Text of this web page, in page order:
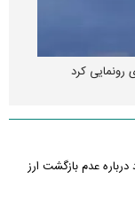
عدم بازگشت ارز